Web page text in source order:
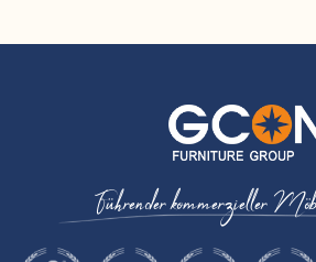
CIS-25-L - GCON
Führender kommerzieller